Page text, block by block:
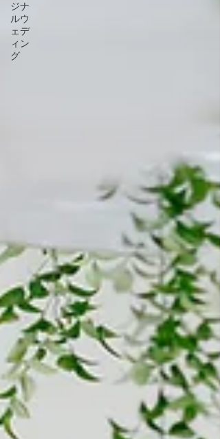
ジナ
ルウ
ェデ
ィン
グ